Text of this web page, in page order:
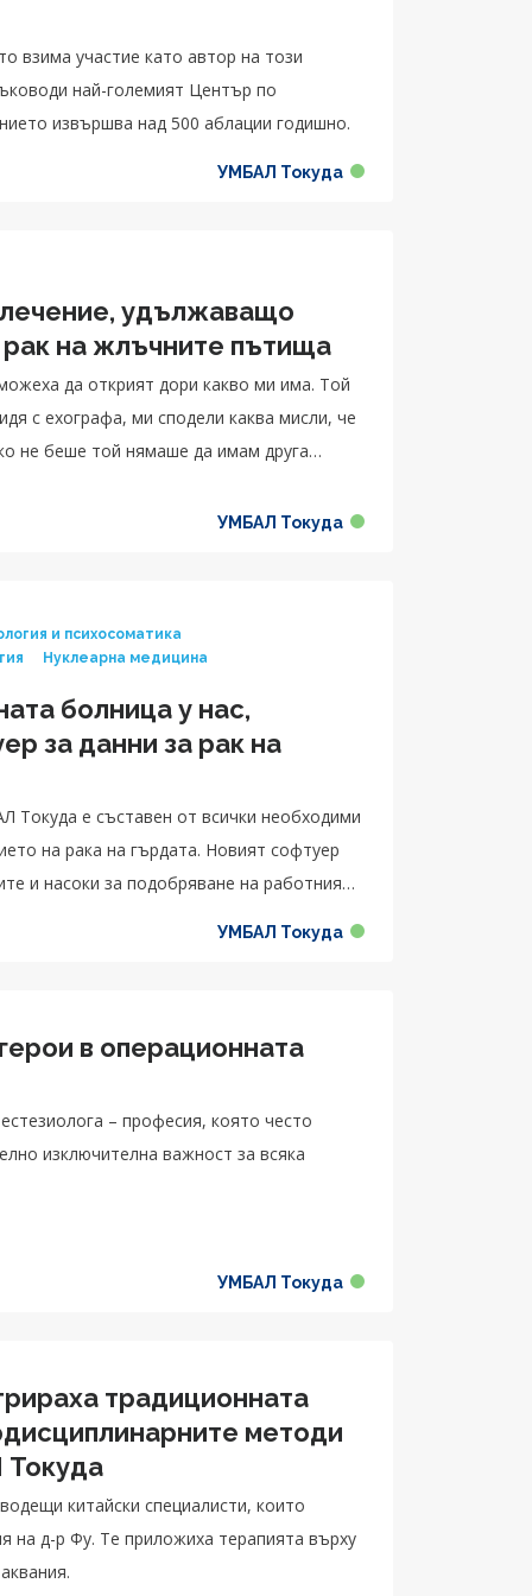
взима участие като автор на този
най-големият Център по
извършва над 500 аблации годишно.
УМБАЛ Токуда
удължаващо
на жлъчните пътища
да открият дори какво ми има. Той
с ехографа, ми сподели каква мисли, че
не беше той нямаше да имам друга
УМБАЛ Токуда
и психосоматика
Нуклеарна медицина
болница у нас,
за данни за рак на
Токуда е съставен от всички необходими
на рака на гърдата. Новият софтуер
и насоки за подобряване на работния
УМБАЛ Токуда
в операционната
– професия, която често
важност за всяка
УМБАЛ Токуда
традиционната
методи
Токуда
китайски специалисти, които
на д-р Фу. Те приложиха терапията върху